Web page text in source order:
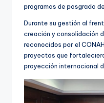
programas de posgrado
Durante su gestión al
creación y consolidación
reconocidos por el
proyectos que
proyección internacional